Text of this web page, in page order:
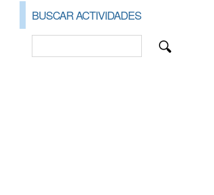
BUSCAR ACTIVIDADES